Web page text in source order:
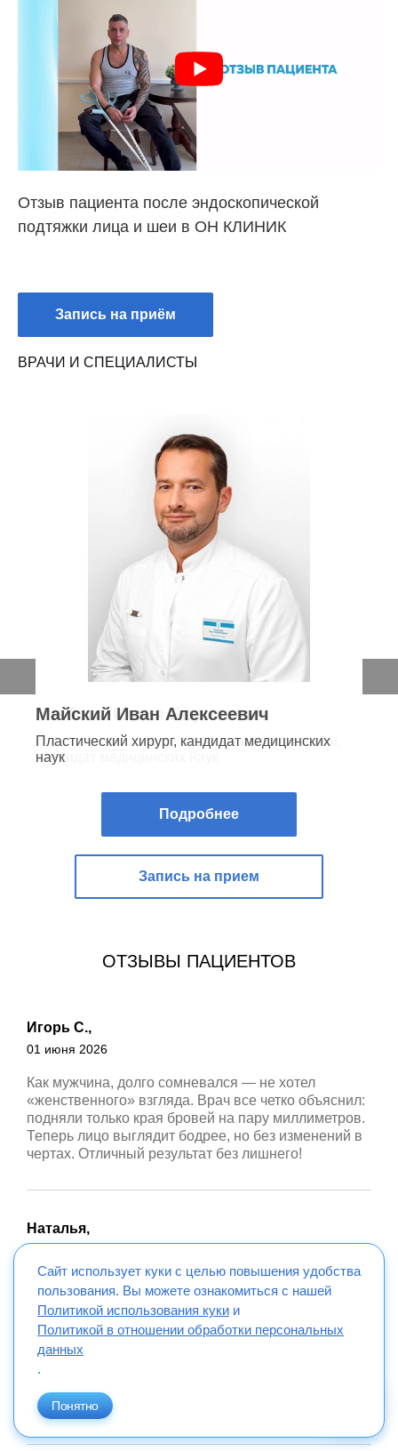
Отзыв пациента после эндоскопической
подтяжки лица и шеи в ОН КЛИНИК
Запись на приём
ВРАЧИ И СПЕЦИАЛИСТЫ
Майский Иван Алексеевич
Пластический хирург, кандидат медицинских
наук
Подробнее
Запись на прием
ОТЗЫВЫ ПАЦИЕНТОВ
Игорь С.,
01 июня 2026
Как мужчина, долго сомневался — не хотел
«женственного» взгляда. Врач все четко объяснил:
подняли только края бровей на пару миллиметров.
Теперь лицо выглядит бодрее, но без изменений в
чертах. Отличный результат без лишнего!
Наталья,
Височный лифтинг — отличный способ вернуть
старения. Операция прошла комфортно, а эффект
был заметен уже через несколько дней: лицо стало
более свежим, брови поднялись немного вверх,
исчезли морщинки. Восстановление было легким, и
сейчас я очень довольна своим новым внешним
видом.
Сайт использует куки с целью повышения удобства
пользования. Вы можете ознакомиться с нашей
Политикой использования куки и
Политикой в отношении обработки персональных
данных
.
Понятно